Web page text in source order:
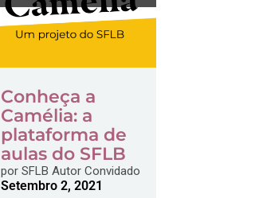
Conheça a
Camélia: a
plataforma de
aulas do SFLB
porSFLB Autor Convidado
Setembro 2, 2021